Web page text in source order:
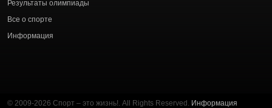
Результаты олимпиады
Все о спорте
Информация
© 2009-2026 Спорт – это жизнь!. All Rights Reserved. Информация